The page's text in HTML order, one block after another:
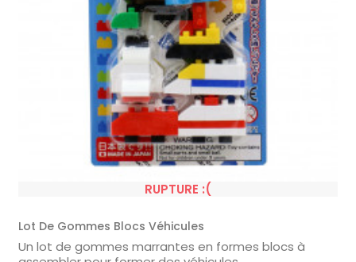
RUPTURE :(
Lot De Gommes Blocs Véhicules
Un lot de gommes marrantes en formes blocs à